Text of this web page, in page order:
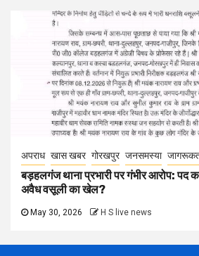
अपराध खास खबर गोरखपुर जनसमस्या
बड़हलगंज थाना प्रभारी पर गंभीर आरोप: पद
अवैध वसूली का खेल?
May 30, 2026 H S live news